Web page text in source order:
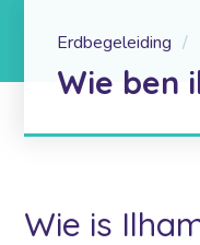
Erdbegeleiding
Wie ben
Wie is